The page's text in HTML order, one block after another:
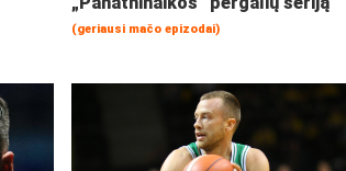
(geriausi mačo epizodai)